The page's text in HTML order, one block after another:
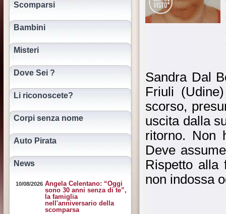
Scomparsi
Bambini
Misteri
Dove Sei ?
Li riconoscete?
Corpi senza nome
Auto Pirata
News
10/08/2026 Angela Celentano: “Oggi
sono 30 anni senza di te”,
la famiglia
nell'anniversario della
scomparsa
Sandra Dal
Friuli
scorso,
uscita dalla
ritorno. Non
Deve
Rispetto alla
non indossa